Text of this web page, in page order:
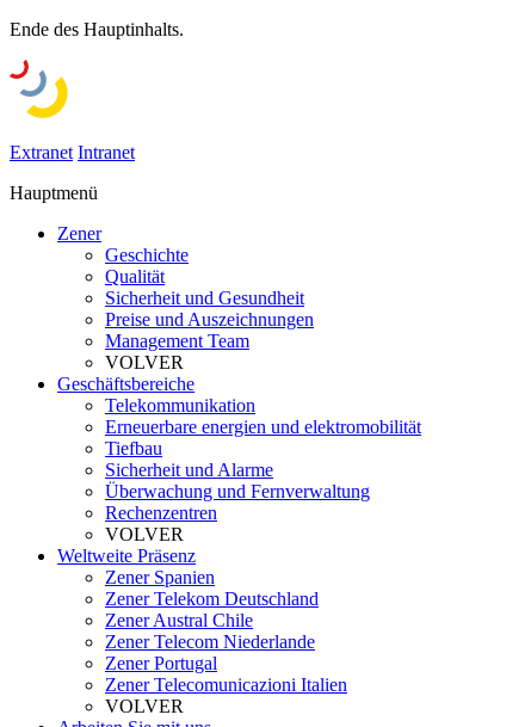
Ende des Hauptinhalts.
Extranet Intranet
Hauptmenü
Zener
Geschichte
Qualität
Sicherheit und Gesundheit
Preise und Auszeichnungen
Management Team
VOLVER
Geschäftsbereiche
Telekommunikation
Erneuerbare energien und elektromobilität
Tiefbau
Sicherheit und Alarme
Überwachung und Fernverwaltung
Rechenzentren
VOLVER
Weltweite Präsenz
Zener Spanien
Zener Telekom Deutschland
Zener Austral Chile
Zener Telecom Niederlande
Zener Portugal
Zener Telecomunicazioni Italien
VOLVER